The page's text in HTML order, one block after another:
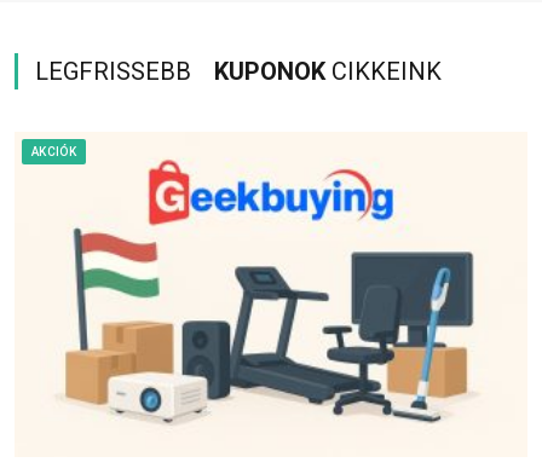
LEGFRISSEBB KUPONOKCIKKEINK
AKCIÓK